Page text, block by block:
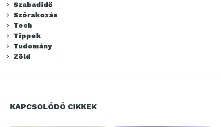
Szabadidő
Szórakozás
Tech
Tippek
Tudomány
Zöld
KAPCSOLÓDÓ CIKKEK